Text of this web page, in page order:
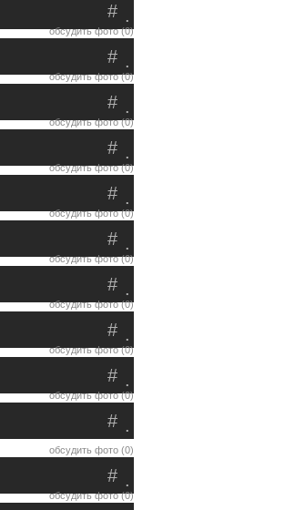
.
#
обсудить фото (0)
.
#
обсудить фото (0)
.
#
обсудить фото (0)
.
#
обсудить фото (0)
.
#
обсудить фото (0)
.
#
обсудить фото (0)
.
#
обсудить фото (0)
.
#
обсудить фото (0)
.
#
обсудить фото (0)
.
#
обсудить фото (0)
.
#
обсудить фото (0)